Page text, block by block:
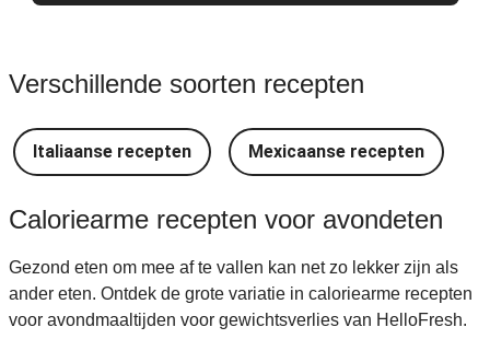
Verschillende soorten recepten
Italiaanse recepten Mexicaanse recepten
Caloriearme recepten voor avondeten
Gezond eten om mee af te vallen kan net zo lekker zijn als
ander eten. Ontdek de grote variatie in caloriearme recepten
voor avondmaaltijden voor gewichtsverlies van HelloFresh.